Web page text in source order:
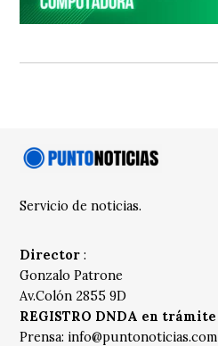
Servicio de noticias.
Director :
Gonzalo Patrone
Av.Colón 2855 9D
REGISTRO DNDA en trámite
Prensa: info@puntonoticias.com